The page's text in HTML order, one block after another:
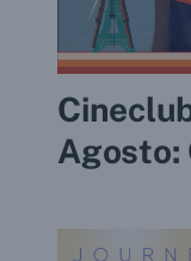
Agosto: